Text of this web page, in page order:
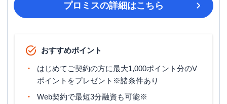
プロミスの詳細はこちら
おすすめポイント
はじめてご契約の方に最大1,000ポイント分のV
ポイントをプレゼント※諸条件あり
Web契約で最短3分融資も可能※